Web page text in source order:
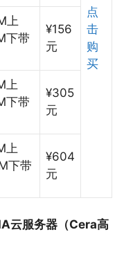
点
击
购
买
上
下带
¥156
元
上
下带
¥305
元
上
下带
¥604
元
云服务器（Cera高